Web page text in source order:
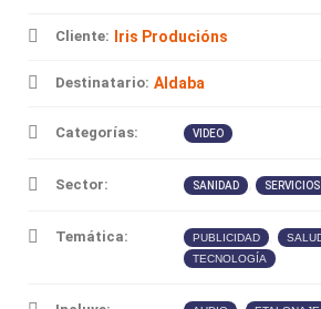
Cliente: Iris Producións
Destinatario: Aldaba
Categorías: VIDEO
Sector: SANIDAD , SERVICIOS
Temática: PUBLICIDAD ,
TECNOLOGÍA